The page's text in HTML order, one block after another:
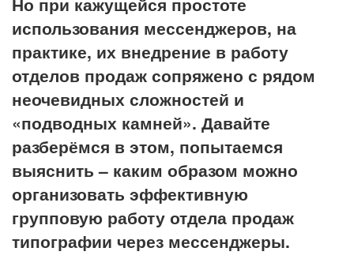
использования мессенджеров, на
практике, их внедрение в работу
отделов продаж сопряжено с рядом
неочевидных сложностей и
«подводных камней». Давайте
разберёмся в этом, попытаемся
выяснить – каким образом можно
организовать эффективную
групповую работу отдела продаж
типографии через мессенджеры.